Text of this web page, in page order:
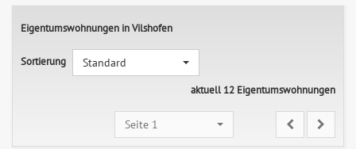
Eigentumswohnungen in Vilshofen
Sortierung
Standard
aktuell 12 Eigentumswohnungen
Seite 1